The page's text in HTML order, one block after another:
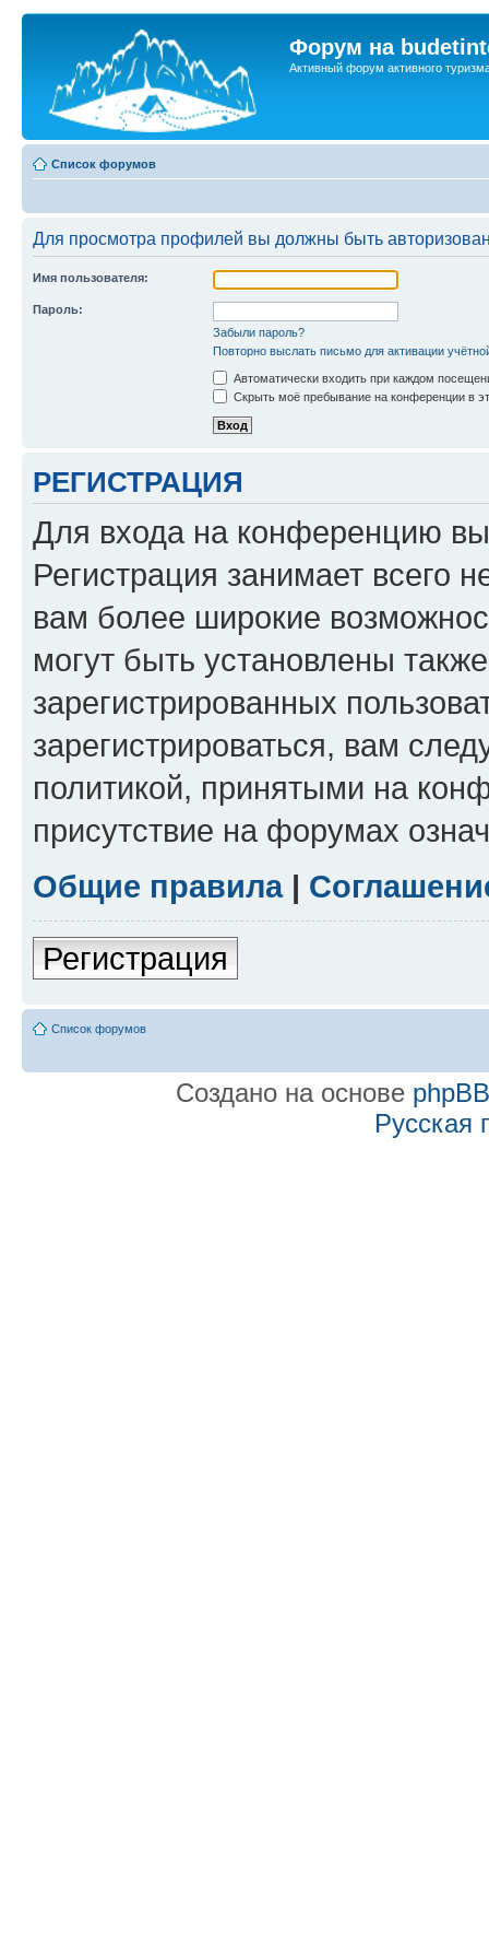
Форум на
Активный форум активного
Список форумов
Для просмотра профилей вы должны быть
Имя пользователя:
Пароль:
Забыли пароль?
Повторно выслать письмо для активации
Автоматически входить при каждом
Скрыть моё пребывание на конференции в
РЕГИСТРАЦИЯ
Для входа на конференцию
Регистрация занимает всего
вам более широкие
могут быть установлены
зарегистрированных
зарегистрироваться, вам
политикой, принятыми на
присутствие на форумах
Общие правила|
Регистрация
Список форумов
Создано на основе phpBB
Русская